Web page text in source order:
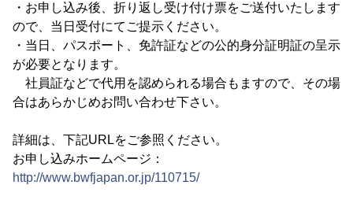
・お申し込み後、折り返し受け付け票をご送付いたします
ので、当日受付にてご提示ください。
・当日、パスポート、免許証などの公的身分証明証の呈示
が必要となります。
社員証などで代用を認められる場合もますので、その場
合はあらかじめお問い合わせ下さい。
詳細は、下記URLをご参照ください。
お申し込みホームページ：
http://www.bwfjapan.or.jp/110715/